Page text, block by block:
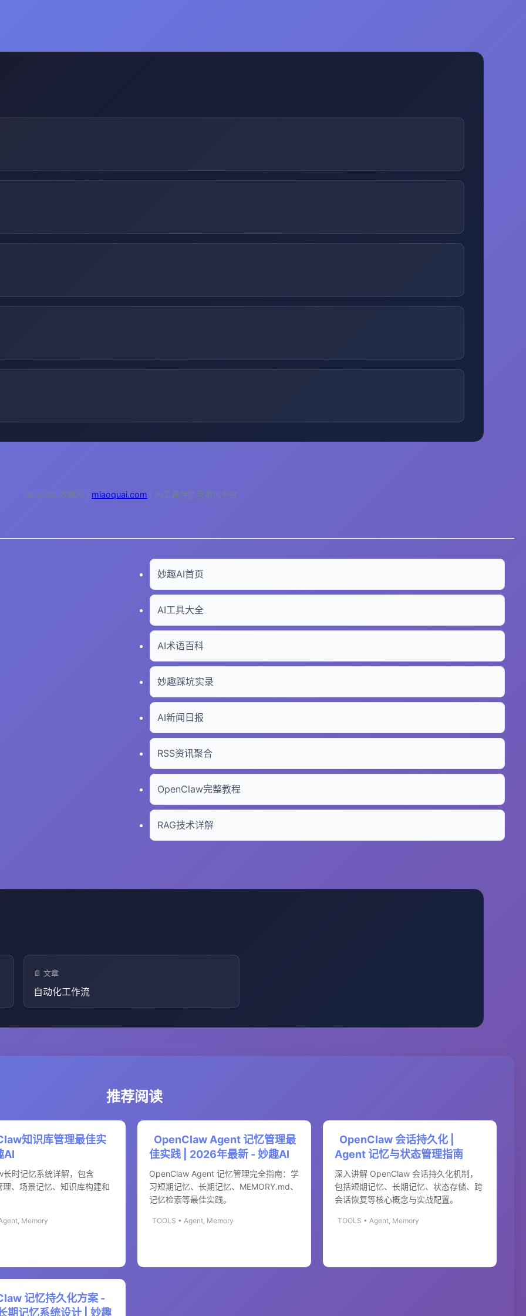
© 2026 妙趣AI | miaoquai.com | AI工具导航与资讯平台
妙趣AI首页
AI工具大全
AI术语百科
妙趣踩坑实录
AI新闻日报
RSS资讯聚合
OpenClaw完整教程
RAG技术详解
📄 文章
自动化工作流
推荐阅读
知识库管理最佳实
AI
长时记忆系统详解，包含
、场景记忆、知识库构建和
Memory
OpenClaw Agent 记忆管理最
佳实践 | 2026年最新 - 妙趣AI
OpenClaw Agent 记忆管理完全指南：学
习短期记忆、长期记忆、MEMORY.md、
记忆检索等最佳实践。
TOOLS • Agent, Memory
OpenClaw 会话持久化 |
Agent 记忆与状态管理指南
深入讲解 OpenClaw 会话持久化机制，
包括短期记忆、长期记忆、状态存储、跨
会话恢复等核心概念与实战配置。
TOOLS • Agent, Memory
记忆持久化方案 -
期记忆系统设计 | 妙趣